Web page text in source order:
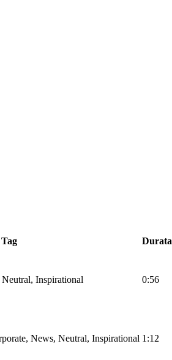
Tag Durata
Inspirational 0:56
News, Neutral, Inspirational 1:12